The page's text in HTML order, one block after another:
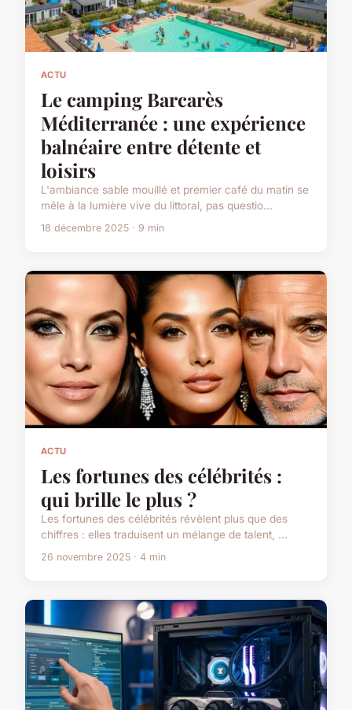
ACTU
Le camping Barcarès
Méditerranée : une expérience
balnéaire entre détente et
loisirs
L'ambiance sable mouillé et premier café du matin se
mêle à la lumière vive du littoral, pas questio...
18 décembre 2025 · 9 min
ACTU
Les fortunes des célébrités :
qui brille le plus ?
Les fortunes des célébrités révèlent plus que des
chiffres : elles traduisent un mélange de talent, ...
26 novembre 2025 · 4 min